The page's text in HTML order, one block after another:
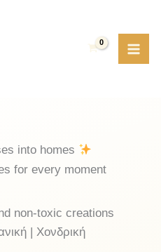
into homes
for every moment
non-toxic creations
| Χονδρική